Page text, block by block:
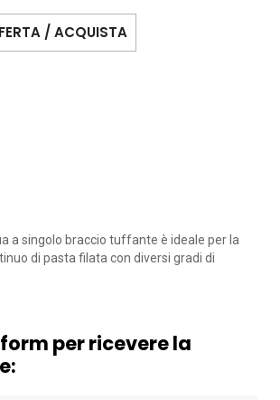
/ ACQUISTA
a singolo braccio tuffante è ideale per la
di pasta filata con diversi gradi di
per ricevere la